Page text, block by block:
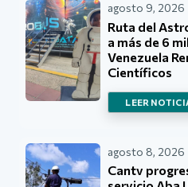
agosto 9, 2026
Ruta del
a más de 6
Venezuela
Científicos
LEER
agosto 8, 2026
Cantv